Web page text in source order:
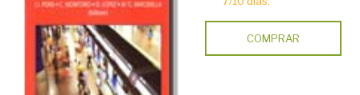
COMPRAR